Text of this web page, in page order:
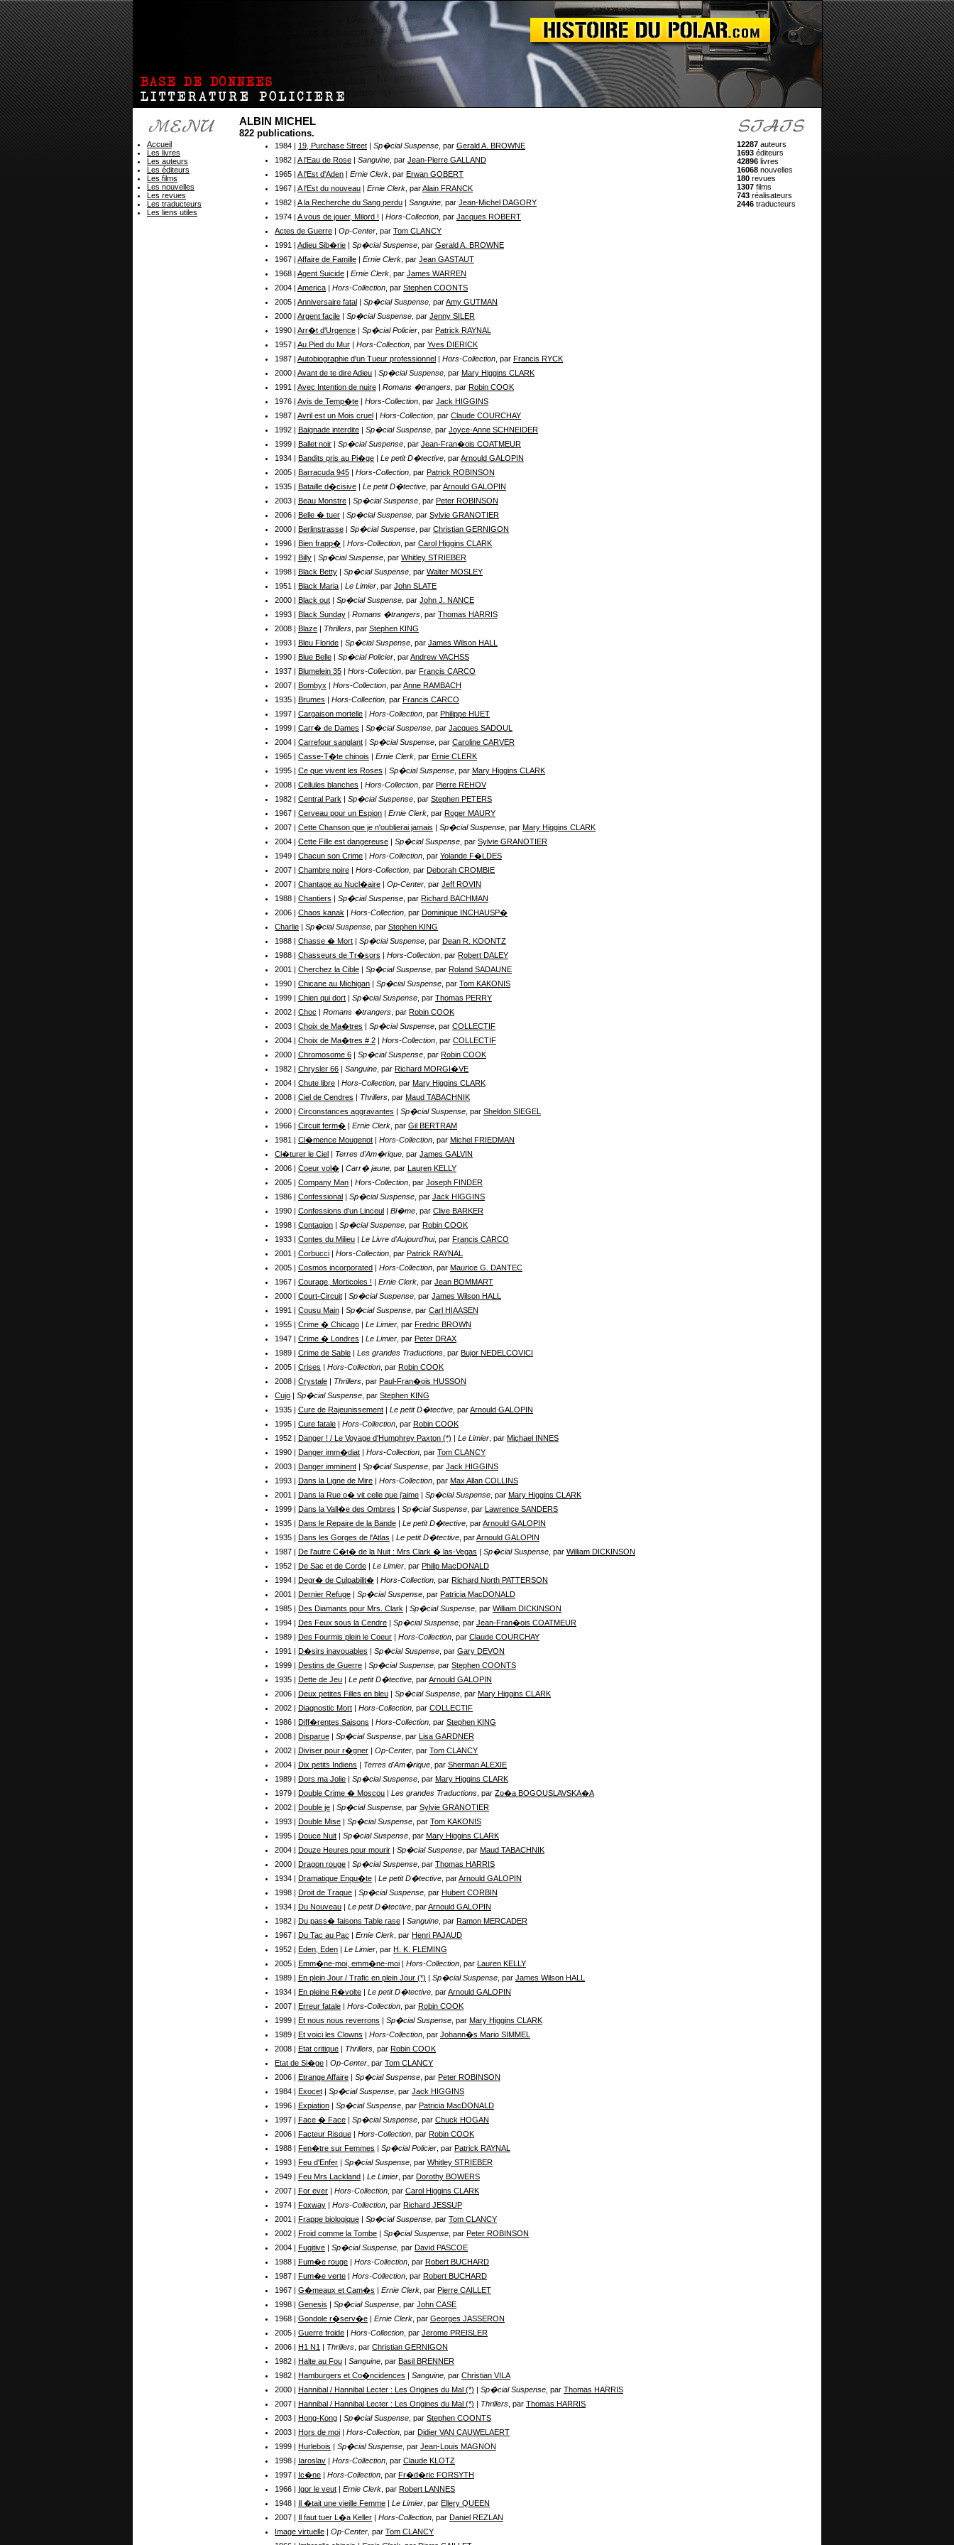
ALBIN MICHEL
822 publications.
1984 | 19, Purchase Street | Sp�cial Suspense , par Gerald A. BROWNE
1982 | A l'Eau de Rose | Sanguine , par Jean-Pierre GALLAND
1965 | A l'Est d'Aden | Ernie Clerk , par Erwan GOBERT
1967 | A l'Est du nouveau | Ernie Clerk , parAlain FRANCK
1982 | A la Recherche du Sang perdu | Sanguine , par Jean-Michel DAGORY
1974 | A vous de jouer, Milord ! | Hors-Collection , par Jacques ROBERT
Actes de Guerre | Op-Center , par Tom CLANCY
1991 | Adieu Sib�rie | Sp�cial Suspense , par Gerald A. BROWNE
1967 | Affaire de Famille | Ernie Clerk , par Jean GASTAUT
1968 | Agent Suicide | Ernie Clerk , par James WARREN
2004 | America | Hors-Collection , par Stephen COONTS
2005 | Anniversaire fatal | Sp�cial Suspense , parAmy GUTMAN
2000 | Argent facile | Sp�cial Suspense , par Jenny SILER
1990 | Arr�t d'Urgence | Sp�cial Policier , par Patrick RAYNAL
1957 | Au Pied du Mur | Hors-Collection , par Yves DIERICK
1987 | Autobiographie d'un Tueur professionnel | Hors-Collection , par Francis RYCK
2000 | Avant de te dire Adieu | Sp�cial Suspense , par Mary Higgins CLARK
1991 | Avec Intention de nuire | Romans �trangers , par Robin COOK
1976 | Avis de Temp�te | Hors-Collection , par Jack HIGGINS
1987 | Avril est un Mois cruel | Hors-Collection , par Claude COURCHAY
1992 | Baignade interdite | Sp�cial Suspense , par Joyce-Anne SCHNEIDER
1999 | Ballet noir | Sp�cial Suspense , par Jean-Fran�ois COATMEUR
1934 | Bandits pris au Pi�ge | Le petit D�tective , parArnould GALOPIN
2005 | Barracuda 945 | Hors-Collection , par Patrick ROBINSON
1935 | Bataille d�cisive | Le petit D�tective , parArnould GALOPIN
2003 | Beau Monstre | Sp�cial Suspense , par Peter ROBINSON
2006 | Belle � tuer | Sp�cial Suspense , par Sylvie GRANOTIER
2000 | Berlinstrasse | Sp�cial Suspense , par Christian GERNIGON
1996 | Bien frapp� | Hors-Collection , par Carol Higgins CLARK
1992 | Billy | Sp�cial Suspense , par Whitley STRIEBER
1998 | Black Betty | Sp�cial Suspense , par Walter MOSLEY
1951 | Black Maria | Le Limier , par John SLATE
2000 | Black out | Sp�cial Suspense , par John J. NANCE
1993 | Black Sunday | Romans �trangers , par Thomas HARRIS
2008 | Blaze | Thrillers , par Stephen KING
1993 | Bleu Floride | Sp�cial Suspense , par James Wilson HALL
1990 | Blue Belle | Sp�cial Policier , parAndrew VACHSS
1937 | Blumelein 35 | Hors-Collection , par Francis CARCO
2007 | Bombyx | Hors-Collection , parAnne RAMBACH
1935 | Brumes | Hors-Collection , par Francis CARCO
1997 | Cargaison mortelle | Hors-Collection , par Philippe HUET
1999 | Carr� de Dames | Sp�cial Suspense , par Jacques SADOUL
2004 | Carrefour sanglant | Sp�cial Suspense , par Caroline CARVER
1965 | Casse-T�te chinois | Ernie Clerk , par Ernie CLERK
1995 | Ce que vivent les Roses | Sp�cial Suspense , par Mary Higgins CLARK
2008 | Cellules blanches | Hors-Collection , par Pierre REHOV
1982 | Central Park | Sp�cial Suspense , par Stephen PETERS
1967 | Cerveau pour un Espion | Ernie Clerk , par Roger MAURY
2007 | Cette Chanson que je n'oublierai jamais | Sp�cial Suspense , par Mary Higgins CLARK
2004 | Cette Fille est dangereuse | Sp�cial Suspense , par Sylvie GRANOTIER
1949 | Chacun son Crime | Hors-Collection , par Yolande F�LDES
2007 | Chambre noire | Hors-Collection , par Deborah CROMBIE
2007 | Chantage au Nucl�aire | Op-Center , par Jeff ROVIN
1988 | Chantiers | Sp�cial Suspense , par Richard BACHMAN
2006 | Chaos kanak | Hors-Collection , par Dominique INCHAUSP�
Charlie | Sp�cial Suspense , par Stephen KING
1988 | Chasse � Mort | Sp�cial Suspense , par Dean R. KOONTZ
1988 | Chasseurs de Tr�sors | Hors-Collection , par Robert DALEY
2001 | Cherchez la Cible | Sp�cial Suspense , par Roland SADAUNE
1990 | Chicane au Michigan | Sp�cial Suspense , par Tom KAKONIS
1999 | Chien qui dort | Sp�cial Suspense , par Thomas PERRY
2002 | Choc | Romans �trangers , par Robin COOK
2003 | Choix de Ma�tres | Sp�cial Suspense , par COLLECTIF
2004 | Choix de Ma�tres # 2 | Hors-Collection , par COLLECTIF
2000 | Chromosome 6 | Sp�cial Suspense , par Robin COOK
1982 | Chrysler 66 | Sanguine , par Richard MORGI�VE
2004 | Chute libre | Hors-Collection , par Mary Higgins CLARK
2008 | Ciel de Cendres | Thrillers , par Maud TABACHNIK
2000 | Circonstances aggravantes | Sp�cial Suspense , par Sheldon SIEGEL
1966 | Circuit ferm� | Ernie Clerk , par Gil BERTRAM
1981 | Cl�mence Mougenot | Hors-Collection , par Michel FRIEDMAN
Cl�turer le Ciel | Terres d'Am�rique , par James GALVIN
2006 | Coeur vol� | Carr� jaune , par Lauren KELLY
2005 | Company Man | Hors-Collection , par Joseph FINDER
1986 | Confessional | Sp�cial Suspense , par Jack HIGGINS
1990 | Confessions d'un Linceul | Bl�me , par Clive BARKER
1998 | Contagion | Sp�cial Suspense , par Robin COOK
1933 | Contes du Milieu | Le Livre d'Aujourd'hui, par Francis CARCO
2001 | Corbucci | Hors-Collection , par Patrick RAYNAL
2005 | Cosmos incorporated | Hors-Collection , par Maurice G. DANTEC
1967 | Courage, Morticoles ! | Ernie Clerk , par Jean BOMMART
2000 | Court-Circuit | Sp�cial Suspense , par James Wilson HALL
1991 | Cousu Main | Sp�cial Suspense , par Carl HIAASEN
1955 | Crime � Chicago | Le Limier , par Fredric BROWN
1947 | Crime � Londres | Le Limier , par Peter DRAX
1989 | Crime de Sable | Les grandes Traductions , par Bujor NEDELCOVICI
2005 | Crises | Hors-Collection , par Robin COOK
2008 | Crystale | Thrillers , par Paul-Fran�ois HUSSON
Cujo | Sp�cial Suspense , par Stephen KING
1935 | Cure de Rajeunissement | Le petit D�tective , parArnould GALOPIN
1995 | Cure fatale | Hors-Collection , par Robin COOK
1952 | Danger ! / Le Voyage d'Humphrey Paxton (*) | Le Limier , par Michael INNES
1990 | Danger imm�diat | Hors-Collection , par Tom CLANCY
2003 | Danger imminent | Sp�cial Suspense , par Jack HIGGINS
1993 | Dans la Ligne de Mire | Hors-Collection , par Max Allan COLLINS
2001 | Dans la Rue o� vit celle que j'aime | Sp�cial Suspense , par Mary Higgins CLARK
1999 | Dans la Vall�e des Ombres | Sp�cial Suspense , par Lawrence SANDERS
1935 | Dans le Repaire de la Bande | Le petit D�tective , parArnould GALOPIN
1935 | Dans les Gorges de l'Atlas | Le petit D�tective , parArnould GALOPIN
1987 | De l'autre C�t� de la Nuit : Mrs Clark � las-Vegas | Sp�cial Suspense , par William DICKINSON
1952 | De Sac et de Corde | Le Limier , par Philip MacDONALD
1994 | Degr� de Culpabilit� | Hors-Collection , par Richard North PATTERSON
2001 | Dernier Refuge | Sp�cial Suspense , par Patricia MacDONALD
1985 | Des Diamants pour Mrs. Clark | Sp�cial Suspense , par William DICKINSON
1994 | Des Feux sous la Cendre | Sp�cial Suspense , par Jean-Fran�ois COATMEUR
1989 | Des Fourmis plein le Coeur | Hors-Collection , par Claude COURCHAY
1991 | D�sirs inavouables | Sp�cial Suspense , par Gary DEVON
1999 | Destins de Guerre | Sp�cial Suspense , par Stephen COONTS
1935 | Dette de Jeu | Le petit D�tective , parArnould GALOPIN
2006 | Deux petites Filles en bleu | Sp�cial Suspense , par Mary Higgins CLARK
2002 | Diagnostic Mort | Hors-Collection , par COLLECTIF
1986 | Diff�rentes Saisons | Hors-Collection , par Stephen KING
2008 | Disparue | Sp�cial Suspense , par Lisa GARDNER
2002 | Diviser pour r�gner | Op-Center , par Tom CLANCY
2004 | Dix petits Indiens | Terres d'Am�rique , par Sherman ALEXIE
1989 | Dors ma Jolie | Sp�cial Suspense , par Mary Higgins CLARK
1979 | Double Crime � Moscou | Les grandes Traductions , par Zo�a BOGOUSLAVSKA�A
2002 | Double je | Sp�cial Suspense , par Sylvie GRANOTIER
1993 | Double Mise | Sp�cial Suspense , par Tom KAKONIS
1995 | Douce Nuit | Sp�cial Suspense , par Mary Higgins CLARK
2004 | Douze Heures pour mourir | Sp�cial Suspense , par Maud TABACHNIK
2000 | Dragon rouge | Sp�cial Suspense , par Thomas HARRIS
1934 | Dramatique Enqu�te | Le petit D�tective , parArnould GALOPIN
1998 | Droit de Traque | Sp�cial Suspense , par Hubert CORBIN
1934 | Du Nouveau | Le petit D�tective , parArnould GALOPIN
1982 | Du pass� faisons Table rase | Sanguine , par Ramon MERCADER
1967 | Du Tac au Pac | Ernie Clerk , par Henri PAJAUD
1952 | Eden, Eden | Le Limier , par H. K. FLEMING
2005 | Emm�ne-moi, emm�ne-moi | Hors-Collection , par Lauren KELLY
1989 | En plein Jour / Trafic en plein Jour (*) | Sp�cial Suspense , par James Wilson HALL
1934 | En pleine R�volte | Le petit D�tective , parArnould GALOPIN
2007 | Erreur fatale | Hors-Collection , par Robin COOK
1999 | Et nous nous reverrons | Sp�cial Suspense , par Mary Higgins CLARK
1989 | Et voici les Clowns | Hors-Collection , par Johann�s Mario SIMMEL
2008 | Etat critique | Thrillers , par Robin COOK
Etat de Si�ge | Op-Center , par Tom CLANCY
2006 | Etrange Affaire | Sp�cial Suspense , par Peter ROBINSON
1984 | Exocet | Sp�cial Suspense , par Jack HIGGINS
1996 | Expiation | Sp�cial Suspense , par Patricia MacDONALD
1997 | Face � Face | Sp�cial Suspense , par Chuck HOGAN
2006 | Facteur Risque | Hors-Collection , par Robin COOK
1988 | Fen�tre sur Femmes | Sp�cial Policier , par Patrick RAYNAL
1993 | Feu d'Enfer | Sp�cial Suspense , par Whitley STRIEBER
1949 | Feu Mrs Lackland | Le Limier , par Dorothy BOWERS
2007 | For ever | Hors-Collection , par Carol Higgins CLARK
1974 | Foxway | Hors-Collection , par Richard JESSUP
2001 | Frappe biologique | Sp�cial Suspense , par Tom CLANCY
2002 | Froid comme la Tombe | Sp�cial Suspense , par Peter ROBINSON
2004 | Fugitive | Sp�cial Suspense , par David PASCOE
1988 | Fum�e rouge | Hors-Collection , par Robert BUCHARD
1987 | Fum�e verte | Hors-Collection , par Robert BUCHARD
1967 | G�meaux et Cam�s | Ernie Clerk , par Pierre CAILLET
1998 | Genesis | Sp�cial Suspense , par John CASE
1968 | Gondole r�serv�e | Ernie Clerk , par Georges JASSERON
2005 | Guerre froide | Hors-Collection , par Jerome PREISLER
2006 | H1 N1 | Thrillers , par Christian GERNIGON
1982 | Halte au Fou | Sanguine , par Basil BRENNER
1982 | Hamburgers et Co�ncidences | Sanguine , par Christian VILA
2000 | Hannibal / Hannibal Lecter : Les Origines du Mal (*) | Sp�cial Suspense , par Thomas HARRIS
2007 | Hannibal / Hannibal Lecter : Les Origines du Mal (*) | Thrillers , par Thomas HARRIS
2003 | Hong-Kong | Sp�cial Suspense , par Stephen COONTS
2003 | Hors de moi | Hors-Collection , par Didier VAN CAUWELAERT
1999 | Hurlebois | Sp�cial Suspense , par Jean-Louis MAGNON
1998 | Iaroslav | Hors-Collection , par Claude KLOTZ
1997 | Ic�ne | Hors-Collection , par Fr�d�ric FORSYTH
1966 | Igor le veut | Ernie Clerk , par Robert LANNES
1948 | Il �tait une vieille Femme | Le Limier , par Ellery QUEEN
2007 | Il faut tuer L�a Keller | Hors-Collection , par Daniel REZLAN
Image virtuelle | Op-Center , par Tom CLANCY
Accueil
Les livres
Les auteurs
Les éditeurs
Les films
Les nouvelles
Les revues
Les traducteurs
Les liens utiles
12287 auteurs
1693 éditeurs
42896 livres
16068 nouvelles
180 revues
1307 films
743 réalisateurs
2446 traducteurs